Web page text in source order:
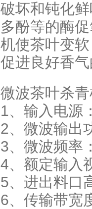
破坏和钝化
多酚等的酶
机使茶叶变
促进良好香
微波茶叶杀
1、输入电源
2、微波输出
3、微波频率
4、额定输入
5、进出料口
6、传输带宽